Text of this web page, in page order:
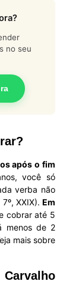
no seu
após o fim
você só
verba não
XXIX). Em
cobrar até 5
menos de 2
mais sobre